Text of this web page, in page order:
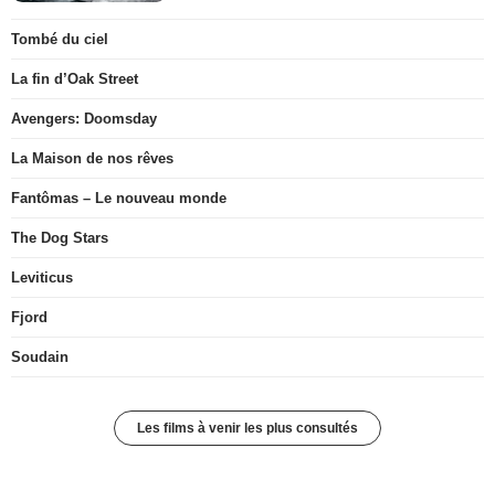
Tombé du ciel
La fin d’Oak Street
Avengers: Doomsday
La Maison de nos rêves
Fantômas – Le nouveau monde
The Dog Stars
Leviticus
Fjord
Soudain
Les films à venir les plus consultés